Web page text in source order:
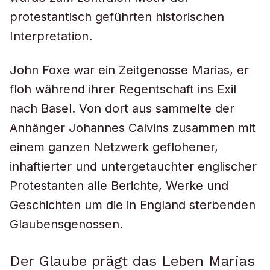
protestantisch geführten historischen
Interpretation.
John Foxe war ein Zeitgenosse Marias, er
floh während ihrer Regentschaft ins Exil
nach Basel. Von dort aus sammelte der
Anhänger Johannes Calvins zusammen mit
einem ganzen Netzwerk geflohener,
inhaftierter und untergetauchter englischer
Protestanten alle Berichte, Werke und
Geschichten um die in England sterbenden
Glaubensgenossen.
Der Glaube prägt das Leben Marias